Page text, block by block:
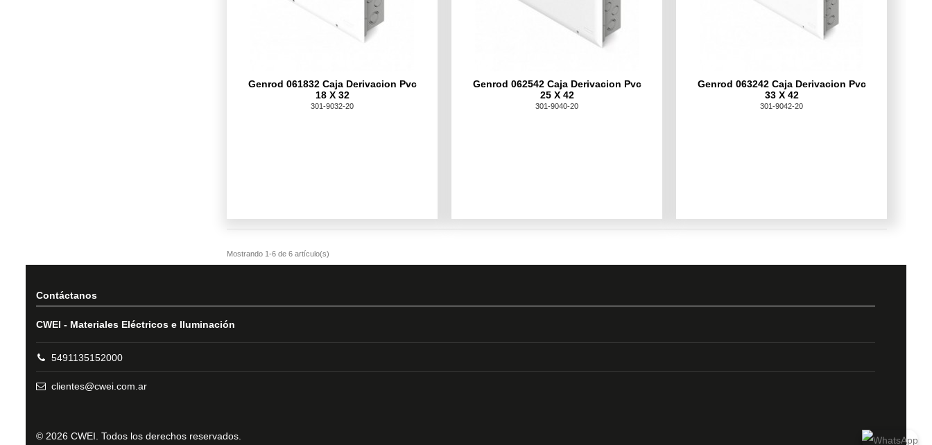
Genrod 061832 Caja Derivacion Pvc
18 X 32
301-9032-20
Genrod 062542 Caja Derivacion Pvc
25 X 42
301-9040-20
Genrod 063242 Caja Derivacion Pvc
33 X 42
301-9042-20
Contáctanos
CWEI - Materiales Eléctricos e Iluminación
5491135152000
clientes@cwei.com.ar
© 2026 CWEI. Todos los derechos reservados.